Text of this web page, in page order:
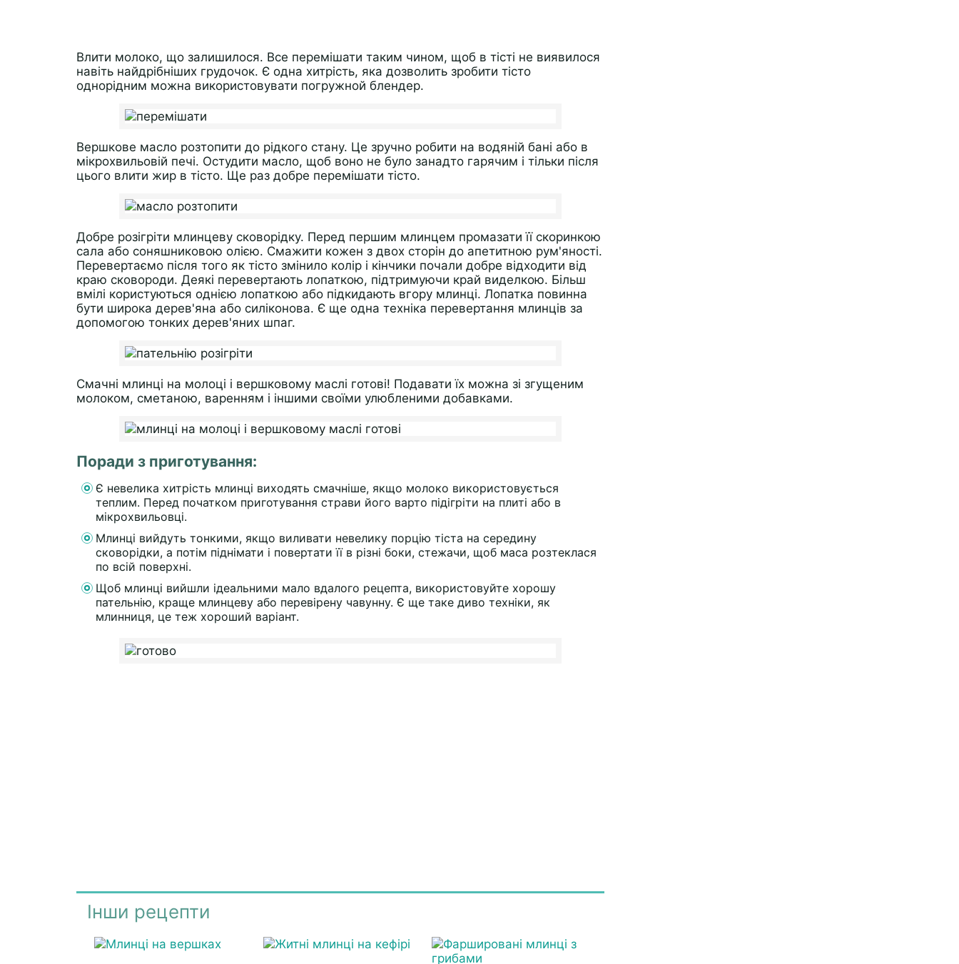
Влити молоко, що залишилося. Все перемішати таким чином, щоб в тісті не виявилося
навіть найдрібніших грудочок. Є одна хитрість, яка дозволить зробити тісто
однорідним можна використовувати погружной блендер.
Вершкове масло розтопити до рідкого стану. Це зручно робити на водяній бані або в
мікрохвильовій печі. Остудити масло, щоб воно не було занадто гарячим і тільки після
цього влити жир в тісто. Ще раз добре перемішати тісто.
Добре розігріти млинцеву сковорідку. Перед першим млинцем промазати її скоринкою
сала або соняшниковою олією. Смажити кожен з двох сторін до апетитною рум'яності.
Перевертаємо після того як тісто змінило колір і кінчики почали добре відходити від
краю сковороди. Деякі перевертають лопаткою, підтримуючи край виделкою. Більш
вмілі користуються однією лопаткою або підкидають вгору млинці. Лопатка повинна
бути широка дерев'яна або силіконова. Є ще одна техніка перевертання млинців за
допомогою тонких дерев'яних шпаг.
Смачні млинці на молоці і вершковому маслі готові! Подавати їх можна зі згущеним
молоком, сметаною, варенням і іншими своїми улюбленими добавками.
Поради з приготування:
Є невелика хитрість млинці виходять смачніше, якщо молоко використовується
теплим. Перед початком приготування страви його варто підігріти на плиті або в
мікрохвильовці.
Млинці вийдуть тонкими, якщо виливати невелику порцію тіста на середину
сковорідки, а потім піднімати і повертати її в різні боки, стежачи, щоб маса розтеклася
по всій поверхні.
Щоб млинці вийшли ідеальними мало вдалого рецепта, використовуйте хорошу
пательнію, краще млинцеву або перевірену чавунну. Є ще таке диво техніки, як
млинниця, це теж хороший варіант.
Інши рецепти